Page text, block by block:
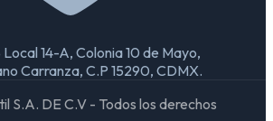
14-A, Colonia 10 de Mayo,
Carranza, C.P 15290, CDMX.
S.A. DE C.V - Todos los derechos